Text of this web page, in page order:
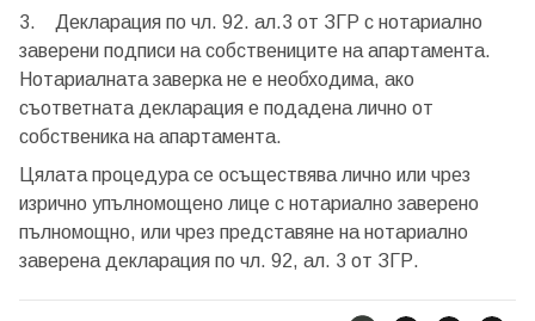
3. Декларация по чл. 92. ал.3 от ЗГР с нотариално
заверени подписи на собствениците на апартамента.
Нотариалната заверка не е необходима, ако
съответната декларация е подадена лично от
собственика на апартамента.
Цялата процедура се осъществява лично или чрез
изрично упълномощено лице с нотариално заверено
пълномощно, или чрез представяне на нотариално
заверена декларация по чл. 92, ал. 3 от ЗГР.